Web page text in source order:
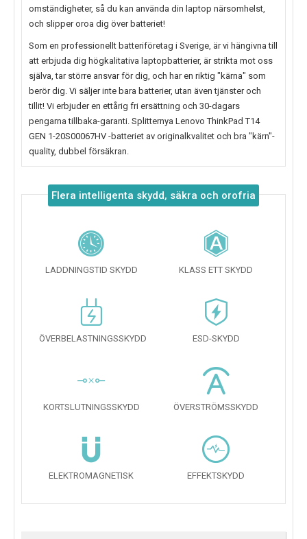
omständigheter, så du kan använda din laptop närsomhelst,
och slipper oroa dig över batteriet!
Som en professionellt batteriföretag i Sverige, är vi hängivna till
att erbjuda dig högkalitativa laptopbatterier, är strikta mot oss
själva, tar större ansvar för dig, och har en riktig "kärna" som
berör dig. Vi säljer inte bara batterier, utan även tjänster och
tillit! Vi erbjuder en ettårig fri ersättning och 30-dagars
pengarna tillbaka-garanti. Splitternya Lenovo ThinkPad T14
GEN 1-20S00067HV -batteriet av originalkvalitet och bra "kärn"-
quality, dubbel försäkran.
Flera intelligenta skydd, säkra och orofria
LADDNINGSTID SKYDD KLASS ETT SKYDD
ÖVERBELASTNINGSSKYDD ESD-SKYDD
KORTSLUTNINGSSKYDD ÖVERSTRÖMSSKYDD
ELEKTROMAGNETISK EFFEKTSKYDD